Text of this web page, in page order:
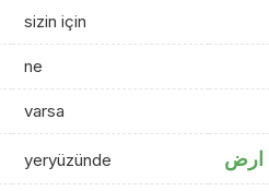
sizin için
ne
varsa
yeryüzünde ارض